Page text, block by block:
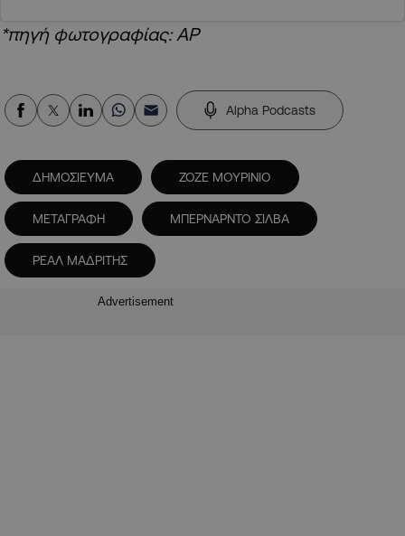
*πηγή φωτογραφίας: AP
Alpha Podcasts
ΔΗΜΟΣΙΕΥΜΑ ΖΟΖΕ ΜΟΥΡΙΝΙΟ
ΜΕΤΑΓΡΑΦΗ ΜΠΕΡΝΑΡΝΤΟ ΣΙΛΒΑ
ΡΕΑΛ ΜΑΔΡΙΤΗΣ
Advertisement